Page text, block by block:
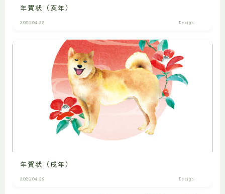
年賀状（亥年）
2023.04.23 Design
年賀状（戌年）
2023.04.23 Design